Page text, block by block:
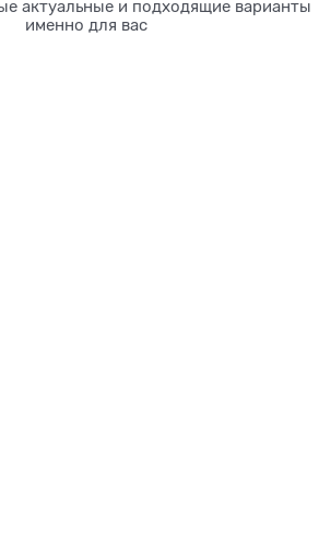
актуальные и подходящие варианты
именно для вас